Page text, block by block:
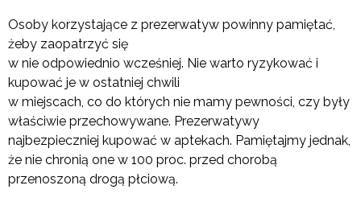
Osoby korzystające z prezerwatyw powinny pamiętać,
żeby zaopatrzyć się
w nie odpowiednio wcześniej. Nie warto ryzykować i
kupować je w ostatniej chwili
w miejscach, co do których nie mamy pewności, czy były
właściwie przechowywane. Prezerwatywy
najbezpieczniej kupować w aptekach. Pamiętajmy jednak,
że nie chronią one w 100 proc. przed chorobą
przenoszoną drogą płciową.